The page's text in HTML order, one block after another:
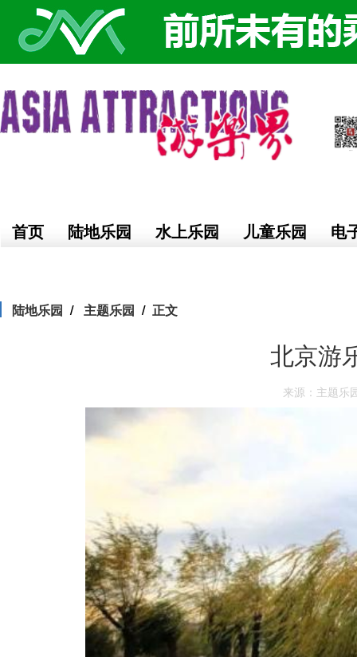
首页 陆地乐园 水上乐园 儿童乐园 电
陆地乐园 主题乐园 正文
北京游
来源：主题乐